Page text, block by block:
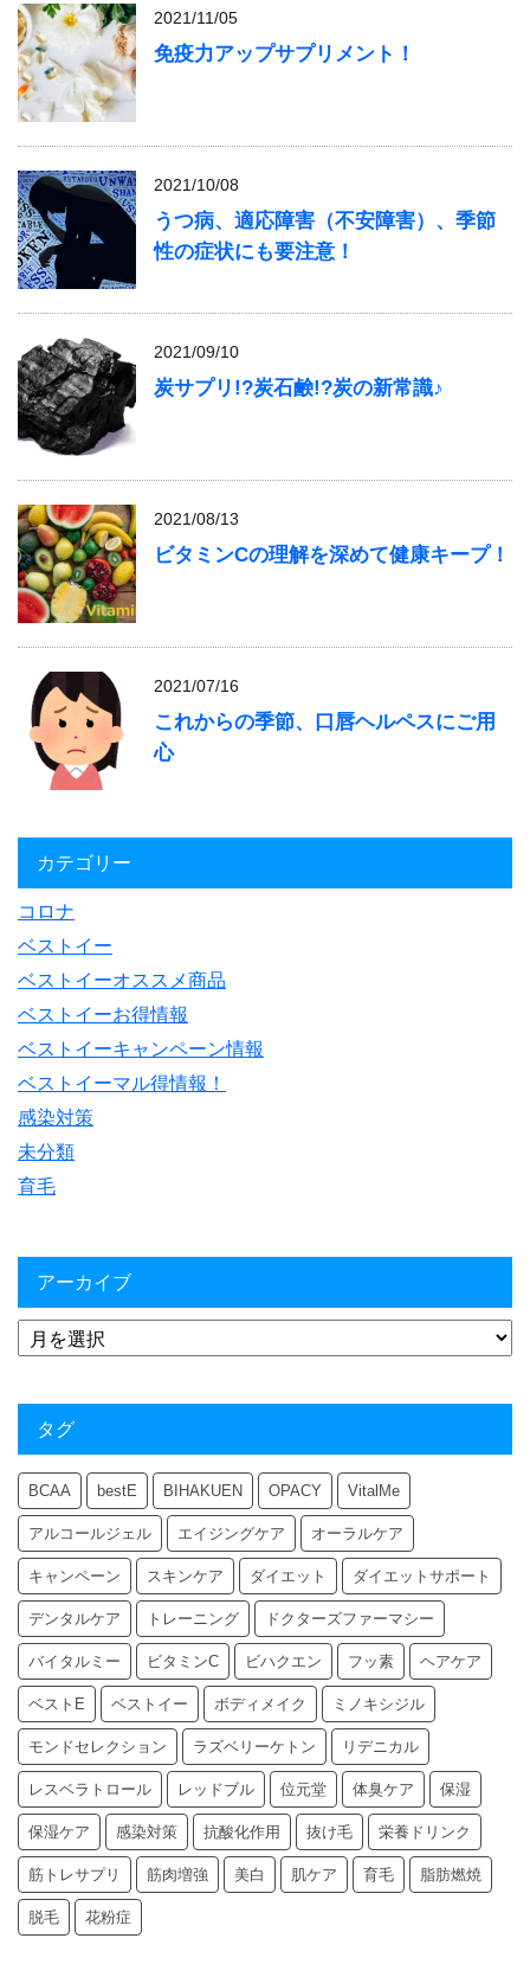
2021/11/05
免疫力アップサプリメント！
2021/10/08
うつ病、適応障害（不安障害）、季節
性の症状にも要注意！
2021/09/10
炭サプリ!?炭石鹸!?炭の新常識♪
2021/08/13
ビタミンCの理解を深めて健康キープ！
2021/07/16
これからの季節、口唇ヘルペスにご用
心
カテゴリー
コロナ
ベストイー
ベストイーオススメ商品
ベストイーお得情報
ベストイーキャンペーン情報
ベストイーマル得情報！
感染対策
未分類
育毛
アーカイブ
タグ
BCAA bestE BIHAKUEN OPACY VitalMe
アルコールジェル エイジングケア オーラルケア
キャンペーン スキンケア ダイエット ダイエットサポート
デンタルケア トレーニング ドクターズファーマシー
バイタルミー ビタミンC ビハクエン フッ素 ヘアケア
ベストE ベストイー ボディメイク ミノキシジル
モンドセレクション ラズベリーケトン リデニカル
レスベラトロール レッドブル 位元堂 体臭ケア 保湿
保湿ケア 感染対策 抗酸化作用 抜け毛 栄養ドリンク
筋トレサプリ 筋肉増強 美白 肌ケア 育毛 脂肪燃焼
脱毛 花粉症